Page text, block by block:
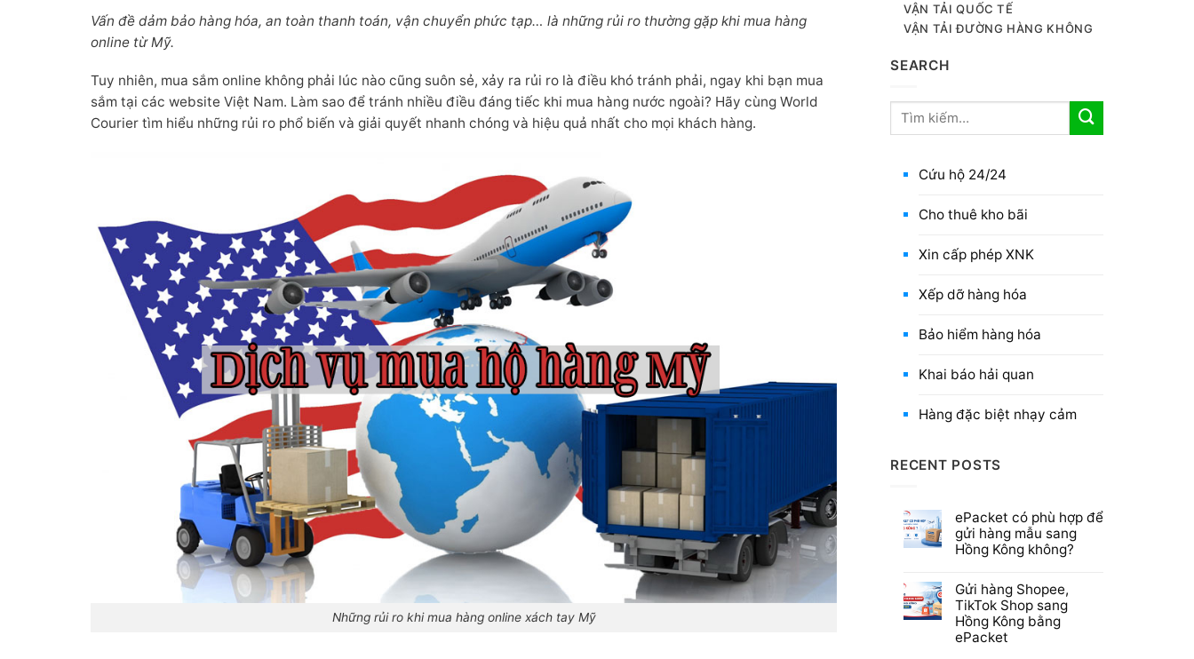
Vấn đề dảm bảo hàng hóa, an toàn thanh toán, vận chuyển phức tạp… là những rủi ro thường gặp khi mua hàng
online từ Mỹ.
Tuy nhiên, mua sắm online không phải lúc nào cũng suôn sẻ, xảy ra rủi ro là điều khó tránh phải, ngay khi bạn mua
sắm tại các website Việt Nam. Làm sao để tránh nhiều điều đáng tiếc khi mua hàng nước ngoài? Hãy cùng World
Courier tìm hiểu những rủi ro phổ biến và giải quyết nhanh chóng và hiệu quả nhất cho mọi khách hàng.
Những rủi ro khi mua hàng online xách tay Mỹ
VẬN TẢI QUỐC TẾ
VẬN TẢI ĐƯỜNG HÀNG KHÔNG
SEARCH
Cứu hộ 24/24
Cho thuê kho bãi
Xin cấp phép XNK
Xếp dỡ hàng hóa
Bảo hiểm hàng hóa
Khai báo hải quan
Hàng đặc biệt nhạy cảm
RECENT POSTS
ePacket có phù hợp để
gửi hàng mẫu sang
Hồng Kông không?
Gửi hàng Shopee,
TikTok Shop sang
Hồng Kông bằng
ePacket